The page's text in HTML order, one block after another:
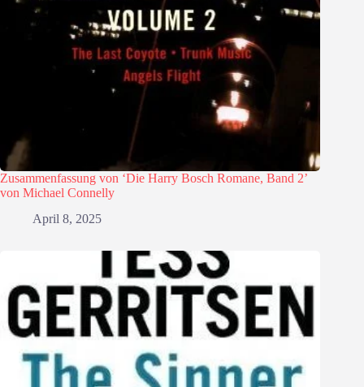
Zusammenfassung von ‘Die Harry Bosch Romane, Band 2’
von Michael Connelly
April 8, 2025